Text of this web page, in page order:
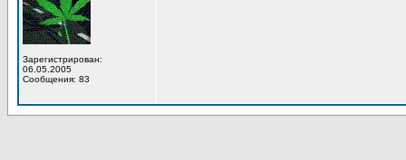
Зарегистрирован:
06.05.2005
Сообщения: 83